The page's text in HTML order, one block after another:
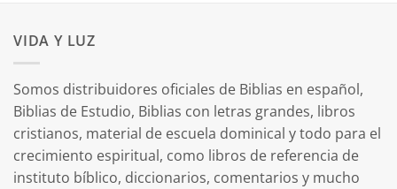
VIDA Y LUZ
Somos distribuidores oficiales de Biblias en español,
Biblias de Estudio, Biblias con letras grandes, libros
cristianos, material de escuela dominical y todo para el
crecimiento espiritual, como libros de referencia de
instituto bíblico, diccionarios, comentarios y mucho